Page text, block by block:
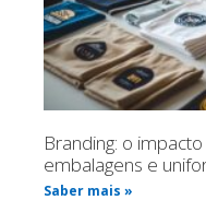
Branding: o
embalagens e
Saber mais »